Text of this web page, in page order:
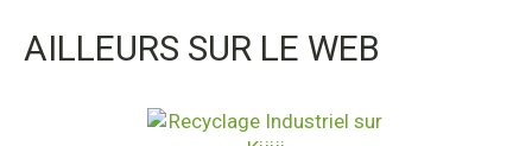
AILLEURS SUR LE WEB